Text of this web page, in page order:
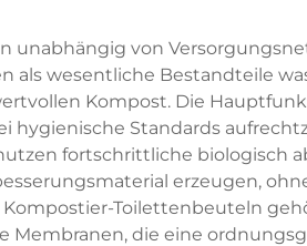
unabhängig von
als wesentliche Bestandteile
Kompost. Die
hygienische Standards
fortschrittliche biologisch
erzeugen,
Toilettenbeuteln
Membranen, die eine